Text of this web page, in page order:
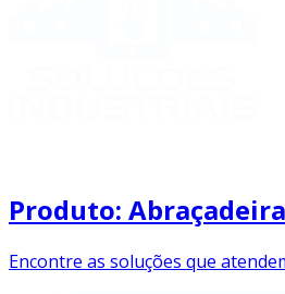
Produto:
Encontre as soluções que